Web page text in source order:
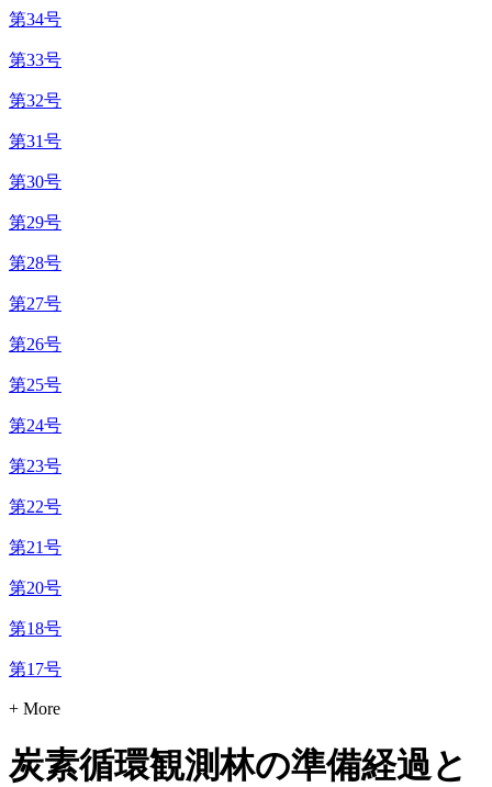
第34号
第33号
第32号
第31号
第30号
第29号
第28号
第27号
第26号
第25号
第24号
第23号
第22号
第21号
第20号
第18号
第17号
+ More
炭素循環観測林の準備経過と